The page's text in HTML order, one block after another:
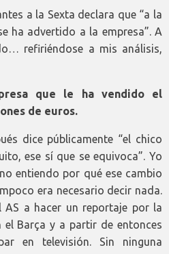
a la Sexta declara que “a la
ha advertido a la empresa”. A
refiriéndose a mis análisis,
que le ha vendido el
de euros.
dice públicamente “el chico
ese sí que se equivoca”. Yo
entiendo por qué ese cambio
era necesario decir nada.
AS a hacer un reportaje por la
el Barça y a partir de entonces
en televisión. Sin ninguna